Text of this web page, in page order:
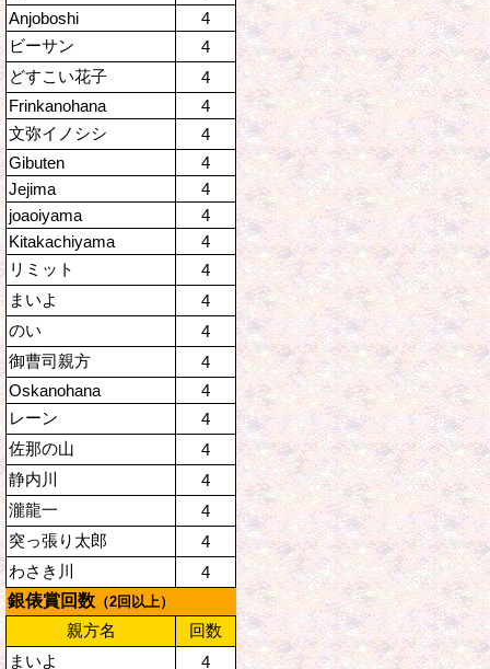
Anjoboshi
4
ビーサン
4
どすこい花子
4
Frinkanohana
4
文弥イノシシ
4
Gibuten
4
Jejima
4
joaoiyama
4
Kitakachiyama
4
リミット
4
まいよ
4
のい
4
御曹司親方
4
Oskanohana
4
レーン
4
佐那の山
4
静内川
4
瀧龍一
4
突っ張り太郎
4
わさき川
4
銀俵賞回数 （2回以上）
親方名
回数
まいよ
4